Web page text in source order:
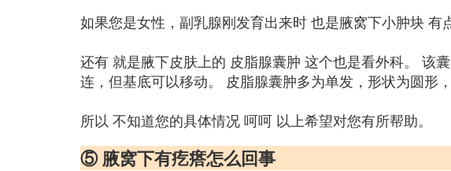
如果您是女性，副乳腺刚发育出来时 也是腋窝下小肿块 有
还有 就是腋下皮肤上的 皮脂腺囊肿 这个也是看外科。 该
连，但基底可以移动。 皮脂腺囊肿多为单发，形状为圆形
所以 不知道您的具体情况 呵呵 以上希望对您有所帮助。
⑤ 腋窝下有疙瘩怎么回事